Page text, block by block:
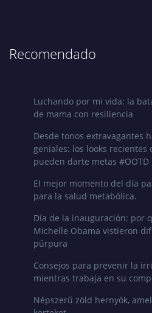
Recomendado
Luchando por mi vida: la
de mama con resiliencia
Desde tonos extravagantes
geniales: los looks recientes
pueden darte metas #OOTD
El mejor momento del día
para la salud metabólica.
Día de la inauguración: por
Michelle Obama vistieron
púrpura
Consejos para prevenir la
mientras trabaja en su
Népszerű zöld hernyók,